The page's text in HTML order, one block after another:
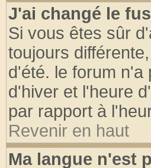
J'ai changé le
Si vous êtes sûr
toujours
d'été. le forum n'a
d'hiver et l'heure
par rapport à
Revenir en haut
Ma langue n'est